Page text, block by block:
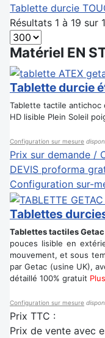
Tablette durcie
Résultats 1 à 19 sur
Matériel EN
Tablette durcie
Tablette tactile antichoc
HD lisible Plein Soleil
Configuration sur mesure
Prix sur demande /
DEVIS proforma
Configuration sur-
Tablettes
Tablettes tactiles
pouces lisible en
mouvement, et sous
par Getac (usine UK),
détaillé 100% gratuit
Configuration sur mesure
Prix TTC :
Prix de vente avec